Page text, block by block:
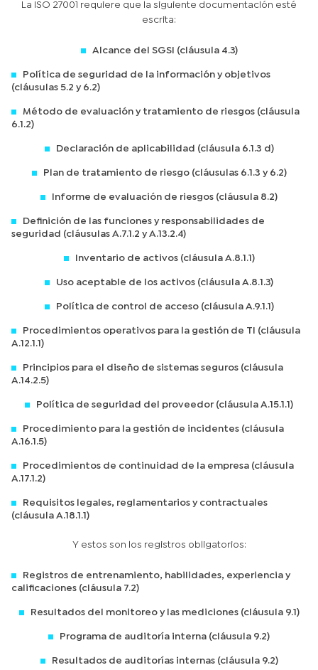
La ISO 27001 requiere que la siguiente documentación esté
escrita:
Alcance del SGSI (cláusula 4.3)
Política de seguridad de la información y objetivos
(cláusulas 5.2 y 6.2)
Método de evaluación y tratamiento de riesgos (cláusula
6.1.2)
Declaración de aplicabilidad (cláusula 6.1.3 d)
Plan de tratamiento de riesgo (cláusulas 6.1.3 y 6.2)
Informe de evaluación de riesgos (cláusula 8.2)
Definición de las funciones y responsabilidades de
seguridad (cláusulas A.7.1.2 y A.13.2.4)
Inventario de activos (cláusula A.8.1.1)
Uso aceptable de los activos (cláusula A.8.1.3)
Política de control de acceso (cláusula A.9.1.1)
Procedimientos operativos para la gestión de TI (cláusula
A.12.1.1)
Principios para el diseño de sistemas seguros (cláusula
A.14.2.5)
Política de seguridad del proveedor (cláusula A.15.1.1)
Procedimiento para la gestión de incidentes (cláusula
A.16.1.5)
Procedimientos de continuidad de la empresa (cláusula
A.17.1.2)
Requisitos legales, reglamentarios y contractuales
(cláusula A.18.1.1)
Y estos son los registros obligatorios:
Registros de entrenamiento, habilidades, experiencia y
calificaciones (cláusula 7.2)
Resultados del monitoreo y las mediciones (cláusula 9.1)
Programa de auditoría interna (cláusula 9.2)
Resultados de auditorías internas (cláusula 9.2)